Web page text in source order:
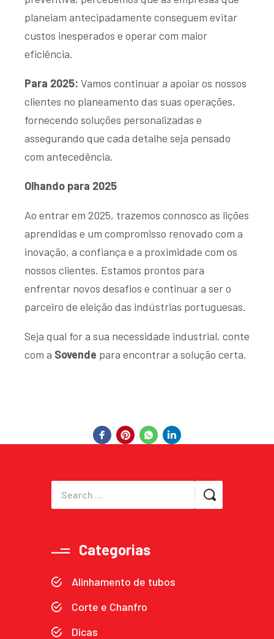
planeiam antecipadamente conseguem evitar
custos inesperados e operar com maior
eficiência.
Para 2025: Vamos continuar a apoiar os nossos
clientes no planeamento das suas operações,
fornecendo soluções personalizadas e
assegurando que cada detalhe seja pensado
com antecedência.
Olhando para 2025
Ao entrar em 2025, trazemos connosco as lições
aprendidas e um compromisso renovado com a
inovação, a confiança e a proximidade com os
nossos clientes. Estamos prontos para
enfrentar novos desafios e continuar a ser o
parceiro de eleição das indústrias portuguesas.
Seja qual for a sua necessidade industrial, conte
com a Sovende para encontrar a solução certa.
Categorias
Alinhamento de tubos
Corte e Chanfro
Dicas